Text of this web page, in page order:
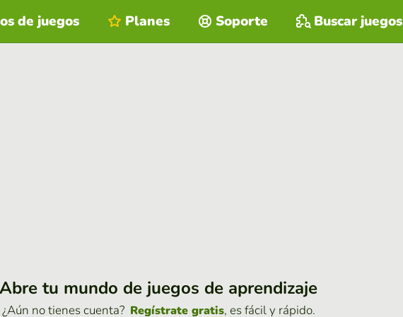
de juegos Planes Soporte Buscar juegos
Abre tu mundo de juegos de aprendizaje
¿Aún no tienes cuenta? Regístrate gratis, es fácil y rápido.